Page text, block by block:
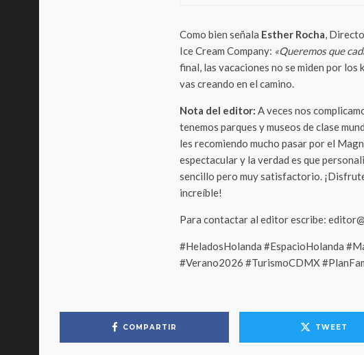
Como bien señala Esther Rocha,
Ice Cream Company: «Queremos que
final, las vacaciones no se miden por
vas creando en el camino.
Nota del editor: A veces nos
tenemos parques y museos de clase
les recomiendo mucho pasar por el
espectacular y la verdad es que
sencillo pero muy satisfactorio.
increíble!
Para contactar al editor escribe:
#HeladosHolanda #EspacioHolanda
#Verano2026 #TurismoCDMX
COMPARTIR TWEET